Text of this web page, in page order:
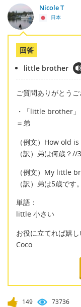
Nicole T
日本
回答
little brother
ご質問ありがとうご
・「little brother」
＝弟
（例文）How old
（訳）弟は何歳？//
（例文）My little
（訳）弟は5歳です。
単語：
little 小さい
お役に立てれば嬉し
Coco
149 73736